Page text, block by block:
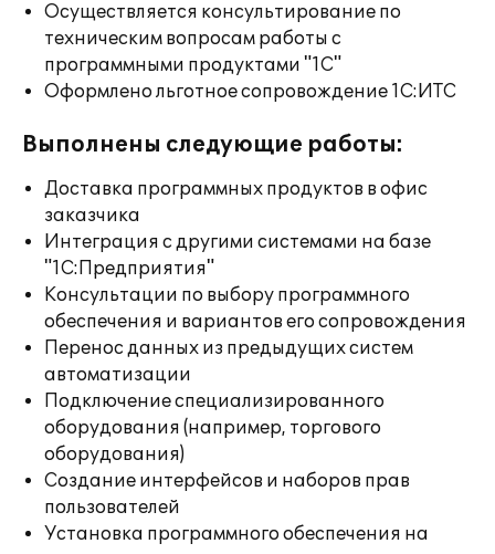
Осуществляется консультирование по
техническим вопросам работы с
программными продуктами "1С"
Оформлено льготное сопровождение 1С:ИТС
Выполнены следующие работы:
Доставка программных продуктов в офис
заказчика
Интеграция с другими системами на базе
"1С:Предприятия"
Консультации по выбору программного
обеспечения и вариантов его сопровождения
Перенос данных из предыдущих систем
автоматизации
Подключение специализированного
оборудования (например, торгового
оборудования)
Создание интерфейсов и наборов прав
пользователей
Установка программного обеспечения на